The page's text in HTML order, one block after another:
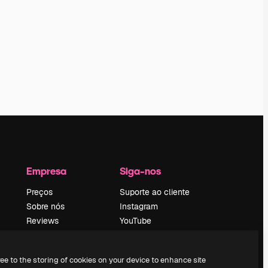
Empresa
Preços
Sobre nós
Reviews
pesquisa
Siga-nos
Suporte ao cliente
Instagram
YouTube
Discord
to the storing of cookies on your device to enhance site